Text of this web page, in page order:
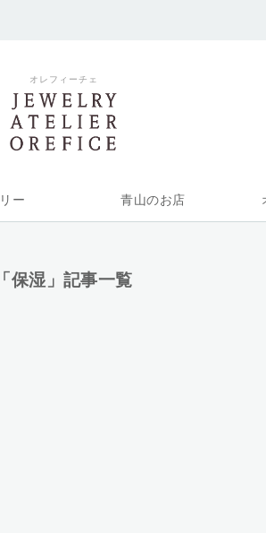
オレフィーチェ
ー 青山のお店
「保湿」記事一覧